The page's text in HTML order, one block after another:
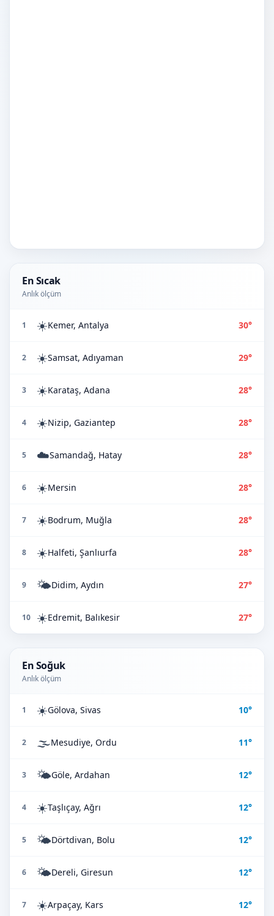
En Sıcak
Anlık ölçüm
1 ☀️Kemer, Antalya 30°
2 ☀️Samsat, Adıyaman 29°
3 ☀️Karataş, Adana 28°
4 ☀️Nizip, Gaziantep 28°
5 ☁️Samandağ, Hatay 28°
6 ☀️Mersin 28°
7 ☀️Bodrum, Muğla 28°
8 ☀️Halfeti, Şanlıurfa 28°
9 🌤️Didim, Aydın 27°
10 ☀️Edremit, Balıkesir 27°
En Soğuk
Anlık ölçüm
1 ☀️Gölova, Sivas 10°
2 🌫️Mesudiye, Ordu 11°
3 🌤️Göle, Ardahan 12°
4 ☀️Taşlıçay, Ağrı 12°
5 🌤️Dörtdivan, Bolu 12°
6 🌤️Dereli, Giresun 12°
7 ☀️Arpaçay, Kars 12°